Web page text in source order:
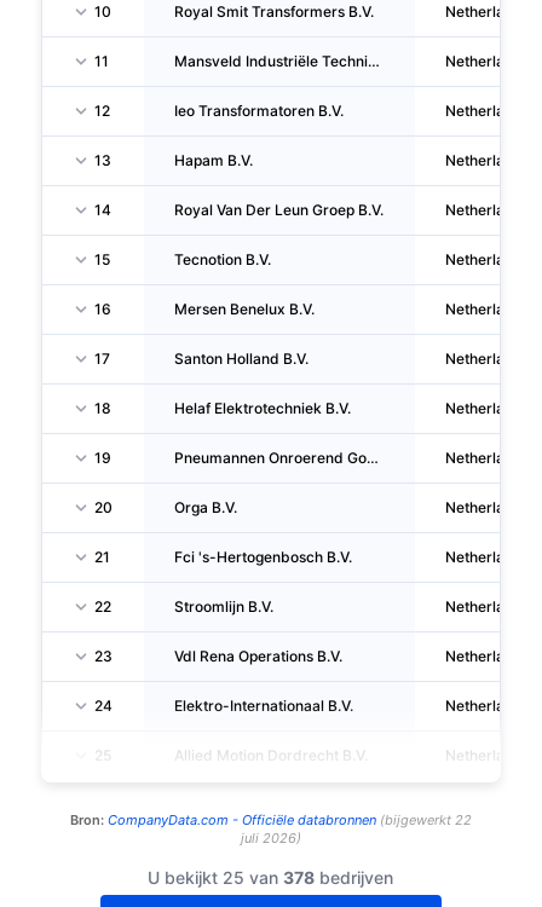
10 Royal Smit Transformers B.V. Netherlands
11 Mansveld Industriële Techniek B.V. Netherlands
12 Ieo Transformatoren B.V. Netherlands
13 Hapam B.V. Netherlands
14 Royal Van Der Leun Groep B.V. Netherlands
15 Tecnotion B.V. Netherlands
16 Mersen Benelux B.V. Netherlands
17 Santon Holland B.V. Netherlands
18 Helaf Elektrotechniek B.V. Netherlands
19 Pneumannen Onroerend Goed B.V. Netherlands
20 Orga B.V. Netherlands
21 Fci 's-Hertogenbosch B.V. Netherlands
22 Stroomlijn B.V. Netherlands
23 Vdl Rena Operations B.V. Netherlands
24 Elektro-Internationaal B.V. Netherlands
25 Allied Motion Dordrecht B.V. Netherlands
Bron: CompanyData.com - Officiële databronnen (bijgewerkt 22
juli 2026)
U bekijkt 25 van 378 bedrijven